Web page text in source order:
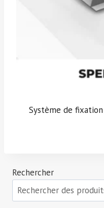
Système de
Rechercher